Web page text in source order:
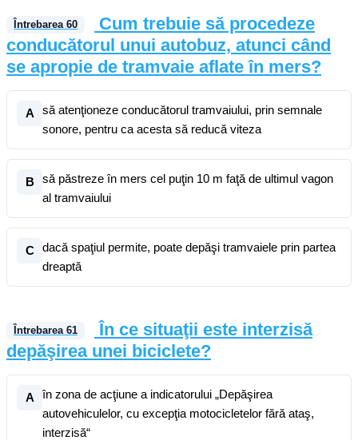
Întrebarea 60
Cum trebuie să procedeze
conducătorul unui autobuz, atunci când
se apropie de tramvaie aflate în mers?
A
să atenţioneze conducătorul tramvaiului, prin semnale
sonore, pentru ca acesta să reducă viteza
B
să păstreze în mers cel puţin 10 m faţă de ultimul vagon
al tramvaiului
C
dacă spaţiul permite, poate depăşi tramvaiele prin partea
dreaptă
Întrebarea 61
În ce situaţii este interzisă
depăşirea unei biciclete?
A
în zona de acţiune a indicatorului „Depăşirea
autovehiculelor, cu excepţia motocicletelor fără ataş,
interzisă“